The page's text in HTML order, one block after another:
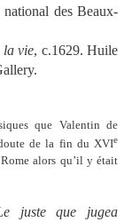
des Beaux-
la vie, c.1629. Huile
que Valentin de
de la fin du XVIe
alors qu’il y était
juste que jugea